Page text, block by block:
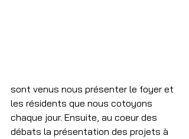
sont venus nous présenter le foyer et
les résidents que nous cotoyons
chaque jour. Ensuite, au coeur des
débats la présentation des projets à